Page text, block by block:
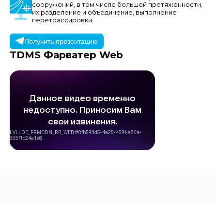
сооружений, в том числе большой протяженности,
их разделение и объединение, выполнение
перетрассировки.
Получить презентацию
TDMS Фарватер Web